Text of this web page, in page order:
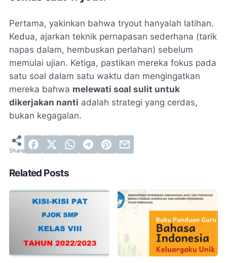
Pertama, yakinkan bahwa tryout hanyalah latihan.
Kedua, ajarkan teknik pernapasan sederhana (tarik
napas dalam, hembuskan perlahan) sebelum
memulai ujian. Ketiga, pastikan mereka fokus pada
satu soal dalam satu waktu dan mengingatkan
mereka bahwa melewati soal sulit untuk
dikerjakan nanti adalah strategi yang cerdas,
bukan kegagalan.
Related Posts